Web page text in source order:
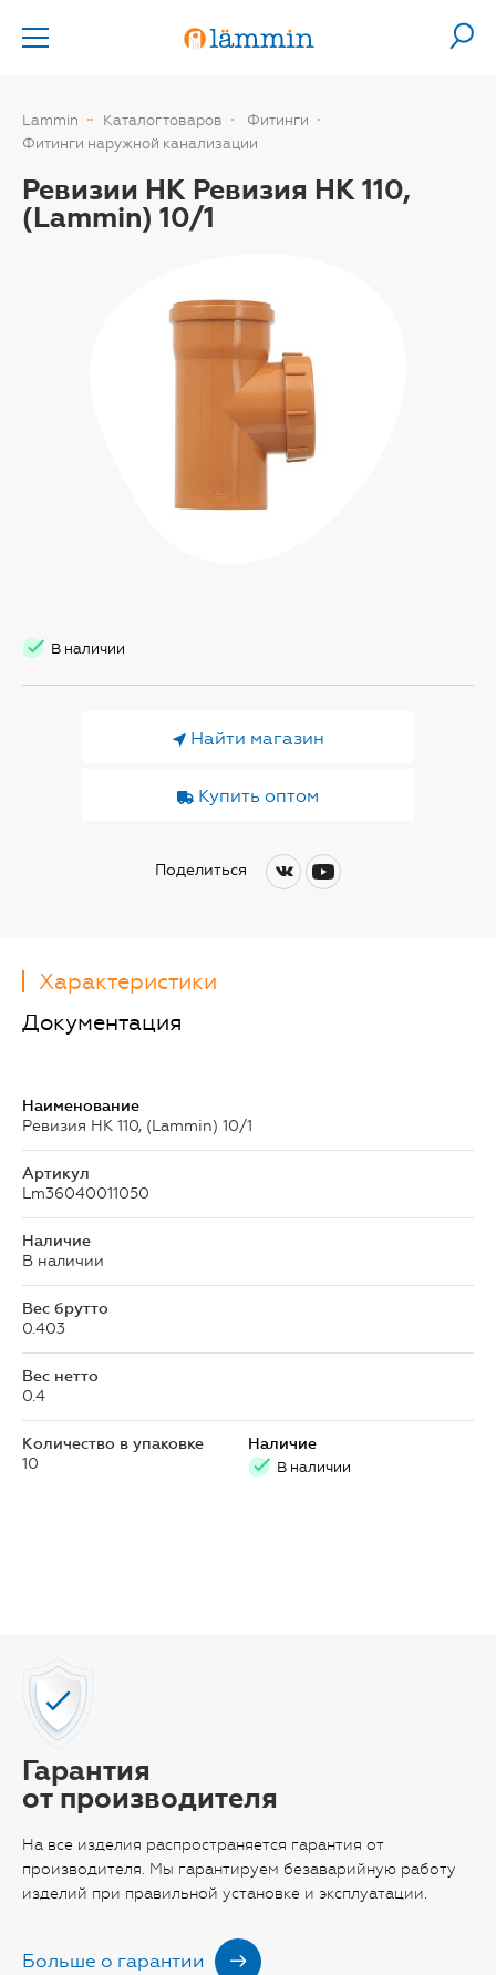
Lammin Каталог товаров
Фитинги
Фитинги наружной канализации
Ревизии НК Ревизия НК 110,
(Lammin) 10/1
В наличии
Найти магазин
Купить оптом
Поделиться
Характеристики
Документация
Наименование
Ревизия НК 110, (Lammin) 10/1
Артикул
Lm36040011050
Наличие
В наличии
Вес брутто
0.403
Вес нетто
0.4
Количество в упаковке
10
Наличие
В наличии
Гарантия
от производителя
На все изделия распространяется гарантия от
производителя. Мы гарантируем безаварийную работу
изделий при правильной установке и эксплуатации.
Больше о гарантии